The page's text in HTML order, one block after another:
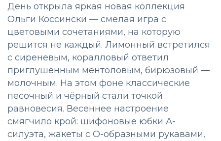
День открыла яркая новая коллекция
Ольги Коссински — смелая игра с
цветовыми сочетаниями, на которую
решится не каждый. Лимонный встретился
с сиреневым, коралловый ответил
приглушённым ментоловым, бирюзовый —
молочным. На этом фоне классические
песочный и чёрный стали точкой
равновесия. Весеннее настроение
смягчило крой: шифоновые юбки А-
силуэта, жакеты с О-образными рукавами,